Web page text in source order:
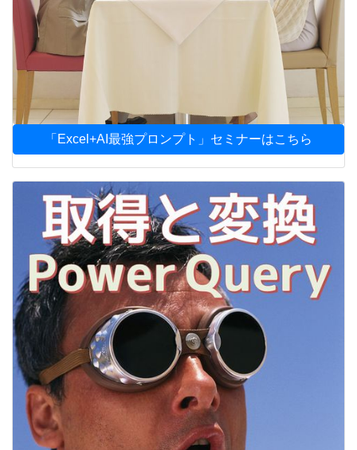
「Excel+AI最強プロンプト」セミナーはこちら